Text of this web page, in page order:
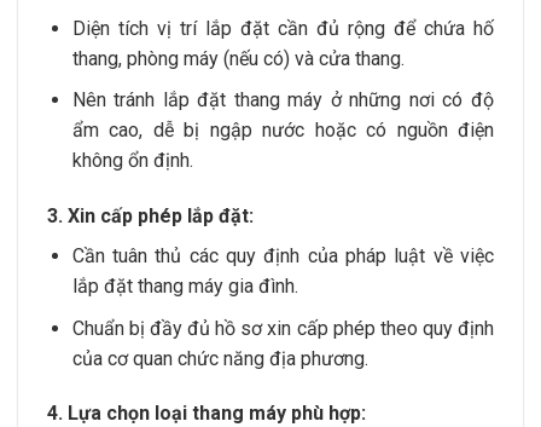
Diện tích vị trí lắp đặt cần đủ rộng để chứa hố
thang, phòng máy (nếu có) và cửa thang.
Nên tránh lắp đặt thang máy ở những nơi có độ
ẩm cao, dễ bị ngập nước hoặc có nguồn điện
không ổn định.
3. Xin cấp phép lắp đặt:
Cần tuân thủ các quy định của pháp luật về việc
lắp đặt thang máy gia đình.
Chuẩn bị đầy đủ hồ sơ xin cấp phép theo quy định
của cơ quan chức năng địa phương.
4. Lựa chọn loại thang máy phù hợp: